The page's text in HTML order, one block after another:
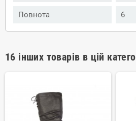
Повнота 6
16 інших товарів в цій